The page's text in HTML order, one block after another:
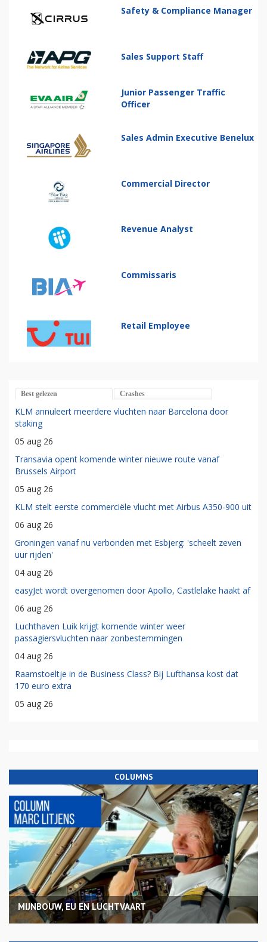
Safety & Compliance Manager
Sales Support Staff
Junior Passenger Traffic
Officer
Sales Admin Executive Benelux
Commercial Director
Revenue Analyst
Commissaris
Retail Employee
Best gelezen Crashes
KLM annuleert meerdere vluchten naar Barcelona door
staking
05 aug 26
Transavia opent komende winter nieuwe route vanaf
Brussels Airport
05 aug 26
KLM stelt eerste commerciële vlucht met Airbus A350-900 uit
06 aug 26
Groningen vanaf nu verbonden met Esbjerg: 'scheelt zeven
uur rijden'
04 aug 26
easyJet wordt overgenomen door Apollo, Castlelake haakt af
06 aug 26
Luchthaven Luik krijgt komende winter weer
passagiersvluchten naar zonbestemmingen
04 aug 26
Raamstoeltje in de Business Class? Bij Lufthansa kost dat
170 euro extra
05 aug 26
COLUMNS
MIJNBOUW, EU EN LUCHTVAART